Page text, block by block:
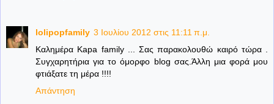
lolipopfamily 3 Ιουλίου 2012 στις 11:11 π.μ.
Καλημέρα Kapa family ... Σας παρακολουθώ καιρό τώρα .
Συγχαρητήρια για το όμορφο blog σας.Άλλη μια φορά μου
φτιάξατε τη μέρα !!!!
Απάντηση